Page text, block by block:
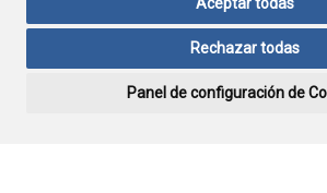
Si acepta pulsando el botón“Aceptar
consideramos que acepta su uso. Si
ninguna acción, se guardarán las
Rechazar todas
Panel de configuración de